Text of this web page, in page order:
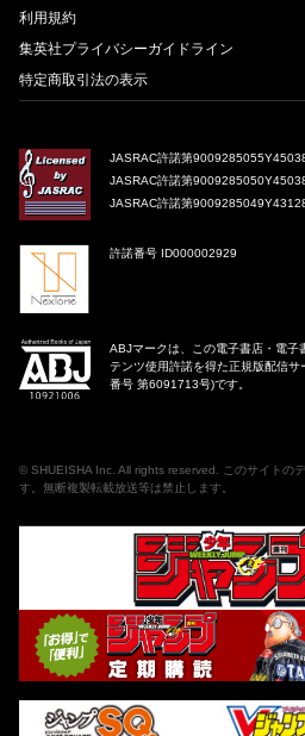
利用規約
集英社プライバシーガイドライン
特定商取引法の表示
JASRAC許諾第
JASRAC許諾第
JASRAC許諾第
許諾番号 ID000002929
ABJマークは、この電子書店・電子
テンツ使用許諾を得た正規版配信
番号 第6091713号)です。
© SHUEISHA Inc . All rights reserved. このサイトの
す。無断複製転載放送等は禁止します。